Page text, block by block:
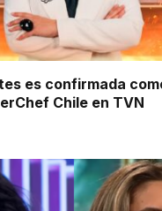
es confirmada
Chile en TVN